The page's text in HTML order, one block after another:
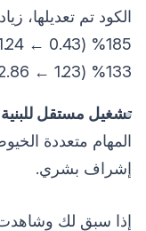
الكود تم تعديلها،
133% (1.23 ← 2.86 ميجا/ثانية).
تشغيل مستقل للبنية
المهام متعددة
إشراف بشري.